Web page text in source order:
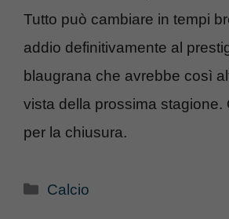
Tutto può cambiare in tempi
addio definitivamente al
blaugrana che avrebbe così
vista della prossima stagione.
per la chiusura.
Categorie
Calcio